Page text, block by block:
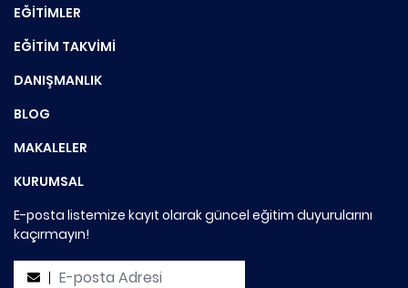
EĞİTİMLER
EĞİTİM TAKVİMİ
DANIŞMANLIK
BLOG
MAKALELER
KURUMSAL
E-posta listemize kayıt olarak güncel eğitim duyurularını
kaçırmayın!